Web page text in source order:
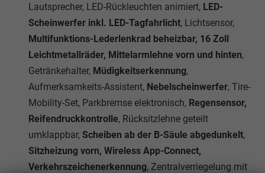
Lautsprecher, LED-Rückleuchten animiert, LED-
Scheinwerfer inkl. LED-Tagfahrlicht, Lichtsensor,
Multifunktions-Lederlenkrad beheizbar, 16 Zoll
Leichtmetallräder, Mittelarmlehne vorn und hinten,
Getränkehalter, Müdigkeitserkennung,
Aufmerksamkeits-Assistent, Nebelscheinwerfer, Tire-
Mobility-Set, Parkbremse elektronisch, Regensensor,
Reifendruckkontrolle, Rücksitzlehne geteilt
umklappbar, Scheiben ab der B-Säule abgedunkelt,
Sitzheizung vorn, Wireless App-Connect,
Verkehrszeichenerkennung, Zentralverriegelung mit